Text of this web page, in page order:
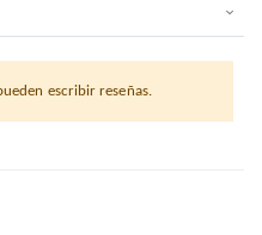
escribir reseñas.